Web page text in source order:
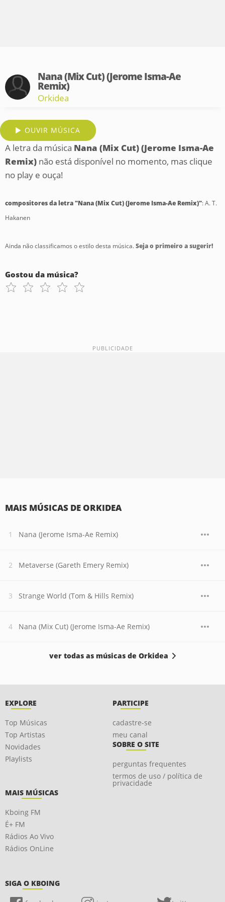
Nana (Mix Cut) (Jerome Isma-Ae
Remix)
Orkidea
OUVIR MÚSICA
A letra da música Nana (Mix Cut) (Jerome Isma-Ae
Remix) não está disponível no momento, mas clique
no play e ouça!
compositores da letra "Nana (Mix Cut) (Jerome Isma-Ae Remix)": A. T.
Hakanen
Ainda não classificamos o estilo desta música.Seja o primeiro a sugerir!
Gostou da música?
MAIS MÚSICAS DE ORKIDEA
Nana (Jerome Isma-Ae Remix)
Metaverse (Gareth Emery Remix)
Strange World (Tom & Hills Remix)
Nana (Mix Cut) (Jerome Isma-Ae Remix)
ver todas as músicas de Orkidea
EXPLORE
Top Músicas
Top Artistas
Novidades
Playlists
PARTICIPE
cadastre-se
meu canal
SOBRE O SITE
perguntas frequentes
termos de uso / política de
privacidade
MAIS MÚSICAS
Kboing FM
É+ FM
Rádios Ao Vivo
Rádios OnLine
SIGA O KBOING